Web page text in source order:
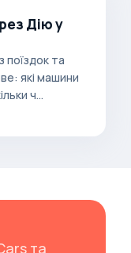
Дію у
та
які машини
ч...
та